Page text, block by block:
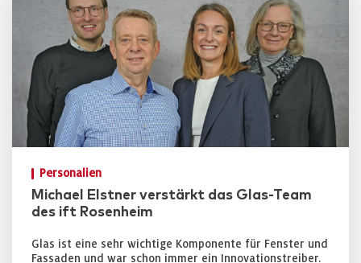
Personalien
Michael Elstner verstärkt das Glas-Team
des ift Rosenheim
Glas ist eine sehr wichtige Komponente für Fenster und
Fassaden und war schon immer ein Innovationstreiber.